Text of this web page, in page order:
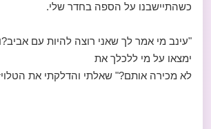
כשהתיישבנו על הספה בחדר שלי.
"עינב מי אמר לך שאני רוצה להיות עם
ימצאו על מי ללכלך את
לא מכירה אותם?" שאלתי והדלקתי את